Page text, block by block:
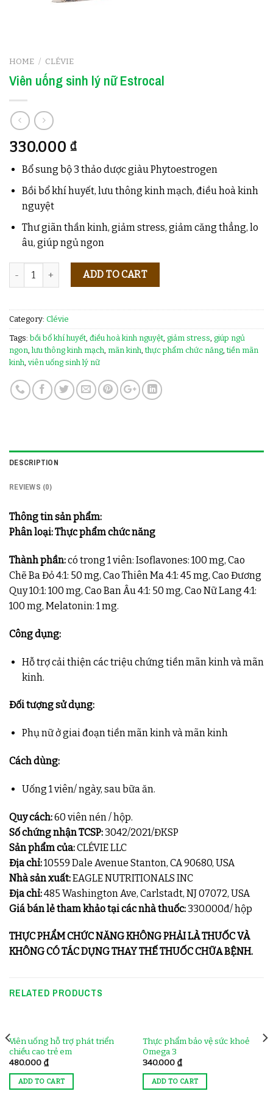
HOME / CLÉVIE
Viên uống sinh lý nữ Estrocal
330.000 ₫
Bổ sung bộ 3 thảo dược giàu Phytoestrogen
Bồi bổ khí huyết, lưu thông kinh mạch, điều hoà kinh
nguyệt
Thư giãn thần kinh, giảm stress, giảm căng thẳng, lo
âu, giúp ngủ ngon
Quantity ADD TO CART
Category: Clévie
Tags: bồi bổ khí huyết, điều hoà kinh nguyệt, giảm stress, giúp ngủ
ngon, lưu thông kinh mạch, mãn kinh,thực phẩm chức năng,tiền mãn
kinh, viên uống sinh lý nữ
DESCRIPTION
REVIEWS (0)
Thông tin sản phẩm:
Phân loại: Thực phẩm chức năng
Thành phần:có trong 1 viên: Isoflavones: 100 mg, Cao
Chẽ Ba Đỏ 4:1: 50 mg, Cao Thiên Ma 4:1: 45 mg, Cao Đương
Quy 10:1: 100 mg, Cao Ban Âu 4:1: 50 mg, Cao Nữ Lang 4:1:
100 mg, Melatonin: 1 mg.
Công dụng:
Hỗ trợ cải thiện các triệu chứng tiền mãn kinh và mãn
kinh.
Đối tượng sử dụng:
Phụ nữ ở giai đoạn tiền mãn kinh và mãn kinh
Cách dùng:
Uống 1 viên/ ngày, sau bữa ăn.
Quy cách:60 viên nén / hộp.
Số chứng nhận TCSP: 3042/2021/ĐKSP
Sản phẩm của:CLÉVIE LLC
Địa chỉ:10559 Dale Avenue Stanton, CA 90680, USA
Nhà sản xuất:EAGLE NUTRITIONALS INC
Địa chỉ:485 Washington Ave, Carlstadt, NJ 07072, USA
Giá bán lẻ tham khảo tại các nhà thuốc: 330.000đ/ hộp
THỰC PHẨM CHỨC NĂNG KHÔNG PHẢI LÀ THUỐC VÀ
KHÔNG CÓ TÁC DỤNG THAY THẾ THUỐC CHỮA BỆNH.
RELATED PRODUCTS
Viên uống hỗ trợ phát triển
chiều cao trẻ em
480.000 ₫
ADD TO CART
Thực phẩm bảo vệ sức khoẻ
Omega 3
340.000 ₫
ADD TO CART